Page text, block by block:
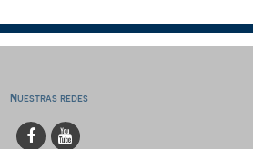
Nuestras redes